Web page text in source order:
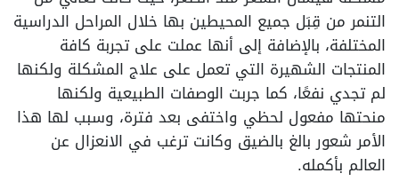
التنمر من قِبَل جميع المحيطين بها خلال المراحل الدراسية
المختلفة، بالإضافة إلى أنها عملت على تجربة كافة
المنتجات الشهيرة التي تعمل على علاج المشكلة ولكنها
لم تجدي نفعًا، كما جربت الوصفات الطبيعية ولكنها
منحتها مفعول لحظي واختفى بعد فترة، وسبب لها هذا
الأمر شعور بالغ بالضيق وكانت ترغب في الانعزال عن
العالم بأكمله.